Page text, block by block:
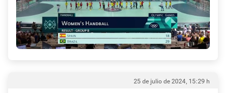
25 de julio de 2024, 15:29 h